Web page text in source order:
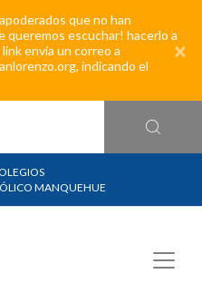
que no han
queremos escuchar! hacerlo a
envía un correo a
indicando el
×
MANQUEHUE